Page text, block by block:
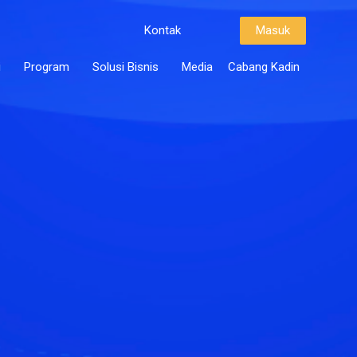
Kontak Masuk
Program Solusi Bisnis Media Cabang Kadin